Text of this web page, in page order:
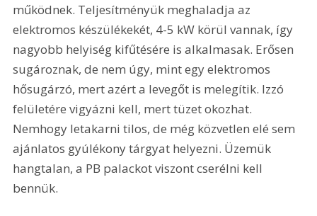
működnek. Teljesítményük meghaladja az
elektromos készülékekét, 4-5 kW körül vannak, így
nagyobb helyiség kifűtésére is alkalmasak. Erősen
sugároznak, de nem úgy, mint egy elektromos
hősugárzó, mert azért a levegőt is melegítik. Izzó
felületére vigyázni kell, mert tüzet okozhat.
Nemhogy letakarni tilos, de még közvetlen elé sem
ajánlatos gyúlékony tárgyat helyezni. Üzemük
hangtalan, a PB palackot viszont cserélni kell
bennük.